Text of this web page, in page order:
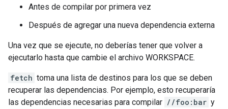
Antes de compilar por primera vez
Después de agregar una nueva dependencia externa
Una vez que se ejecute, no deberías tener que volver a
ejecutarlo hasta que cambie el archivo WORKSPACE.
fetch toma una lista de destinos para los que se deben
recuperar las dependencias. Por ejemplo, esto recuperaría
las dependencias necesarias para compilar //foo:bar y